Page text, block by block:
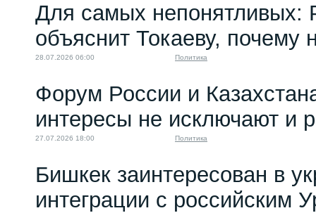
Для самых непонятливых:
объяснит Токаеву,
28.07.2026 06:00 Политика
Форум России и
интересы не исключают и
27.07.2026 18:00 Политика
Бишкек заинтересован в
интеграции с российским